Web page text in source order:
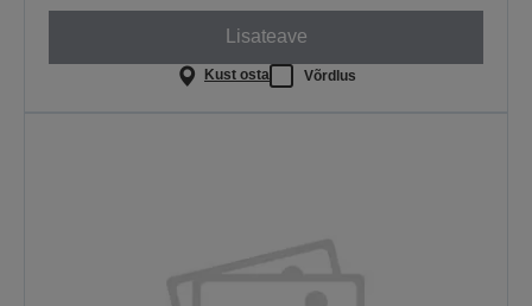
Lisateave
Kust osta Võrdlus